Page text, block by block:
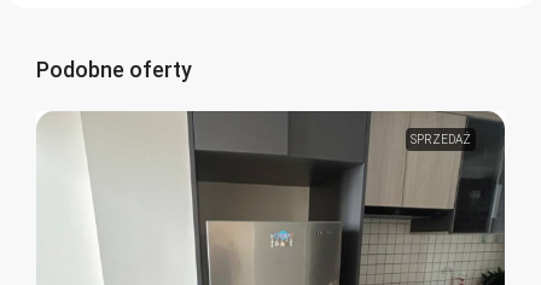
Podobne oferty
SPRZEDAŻ